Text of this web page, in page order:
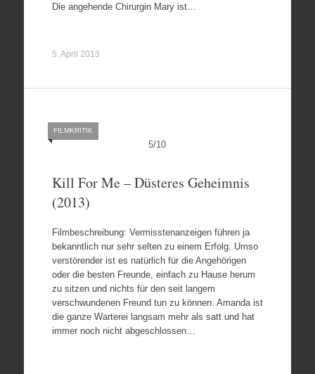
Die angehende Chirurgin Mary ist…
5. April 2013
5/10
FILMKRITIK
Kill For Me – Düsteres Geheimnis
(2013)
Filmbeschreibung: Vermisstenanzeigen führen ja
bekanntlich nur sehr selten zu einem Erfolg. Umso
verstörender ist es natürlich für die Angehörigen
oder die besten Freunde, einfach zu Hause herum
zu sitzen und nichts für den seit langem
verschwundenen Freund tun zu können. Amanda ist
die ganze Warterei langsam mehr als satt und hat
immer noch nicht abgeschlossen…